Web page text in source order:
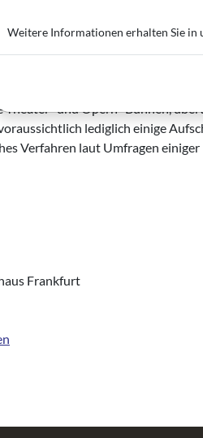
Autoren, Regisseure,
umsehen. Nur die für die
bez. frauen, Be­leuchter,
von Sub­ventionen so
Theater- und Opern- Bühnen,
le­diglich einige
Verfahren laut Umfragen
Frankfurt
Weitere Informationen erhalten Sie in